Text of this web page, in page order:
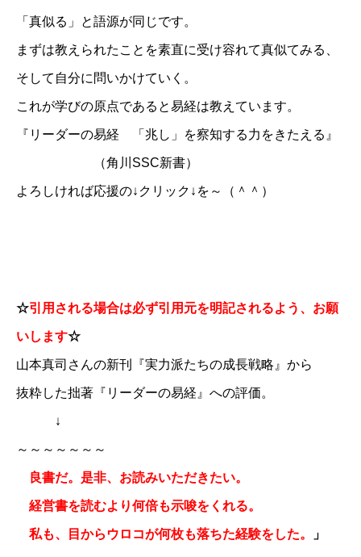
「真似る」と語源が同じです。
まずは教えられたことを素直に受け容れて真似てみる、
そして自分に問いかけていく。
これが学びの原点であると易経は教えています。
『リーダーの易経 「兆し」を察知する力をきたえる』
（角川SSC新書）
よろしければ応援の↓クリック↓を～（＾＾）
☆引用される場合は必ず引用元を明記されるよう、お願
いします☆
山本真司さんの新刊『実力派たちの成長戦略』から
抜粋した拙著『リーダーの易経』への評価。
↓
～～～～～～～
良書だ。是非、お読みいただきたい。
経営書を読むより何倍も示唆をくれる。
私も、目からウロコが何枚も落ちた経験をした。 」